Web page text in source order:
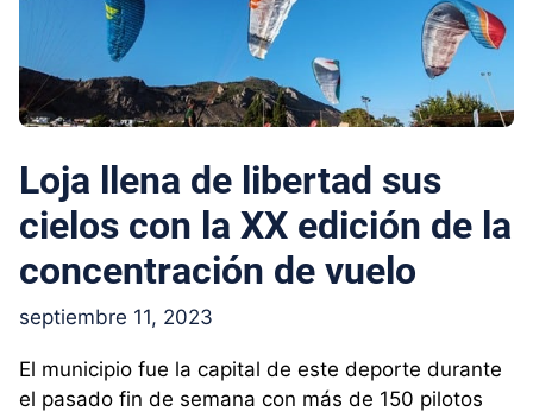
Loja llena de libertad sus
cielos con la XX edición de la
concentración de vuelo
septiembre 11, 2023
El municipio fue la capital de este deporte durante
el pasado fin de semana con más de 150 pilotos